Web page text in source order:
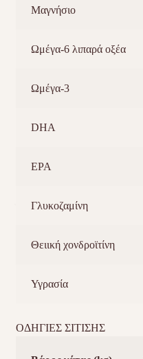
Μαγνήσιο
Ωμέγα-6 λιπαρά οξέα
Ωμέγα-3
DHA
EPA
Γλυκοζαμίνη
Θειική χονδροϊτίνη
Υγρασία
ΟΔΗΓΙΕΣ ΣΙΤΙΣΗΣ